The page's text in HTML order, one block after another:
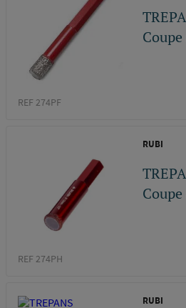
Coupe
REF 274PF
RUBI
Coupe
REF 274PH
RUBI